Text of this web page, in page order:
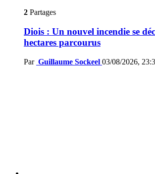
2 Partages
Diois : Un nouvel incendie se
hectares parcourus
Par Guillaume Sockeel 03/08/2026,